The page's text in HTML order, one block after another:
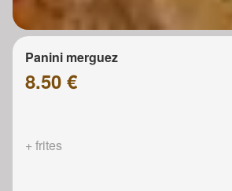
Panini merguez
8.50 €
+ frites